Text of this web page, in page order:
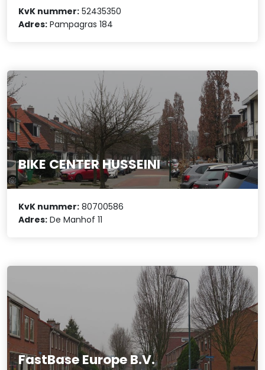
KvK nummer: 52435350
Adres: Pampagras 184
BIKE CENTER HUSSEINI
KvK nummer: 80700586
Adres: De Manhof 11
FastBase Europe B.V.